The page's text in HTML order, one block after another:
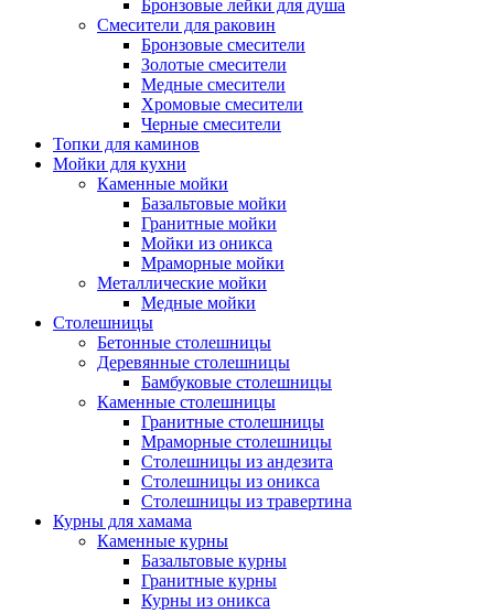
Бронзовые лейки для душа
Смесители для раковин
Бронзовые смесители
Золотые смесители
Медные смесители
Хромовые смесители
Черные смесители
Топки для каминов
Мойки для кухни
Каменные мойки
Базальтовые мойки
Гранитные мойки
Мойки из оникса
Мраморные мойки
Металлические мойки
Медные мойки
Столешницы
Бетонные столешницы
Деревянные столешницы
Бамбуковые столешницы
Каменные столешницы
Гранитные столешницы
Мраморные столешницы
Столешницы из андезита
Столешницы из оникса
Столешницы из травертина
Курны для хамама
Каменные курны
Базальтовые курны
Гранитные курны
Курны из оникса